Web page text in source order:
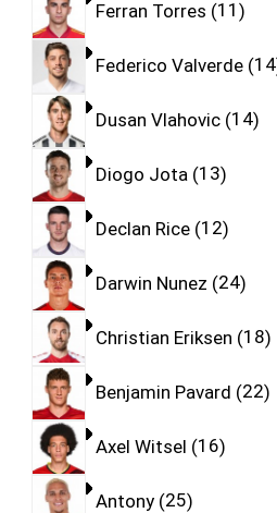
Ferran Torres 11
Federico Valverde 14
Dusan Vlahovic 14
Diogo Jota 13
Declan Rice 12
Darwin Nunez 24
Christian Eriksen 18
Benjamin Pavard 22
Axel Witsel 16
Antony 25